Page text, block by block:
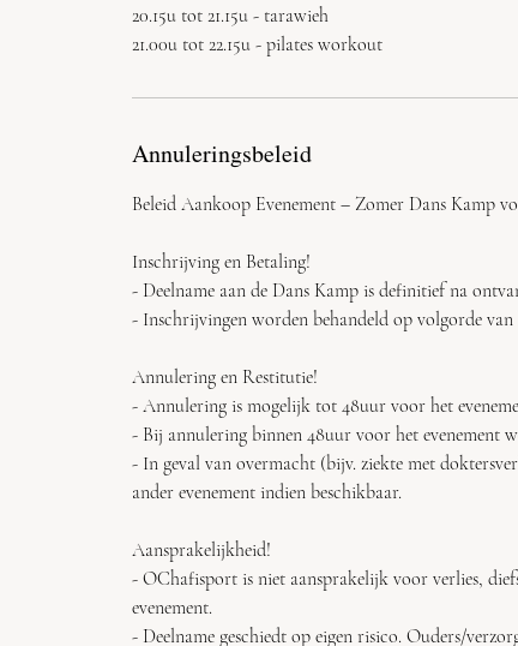
20.15u tot 21.15u - tarawieh
21.00u tot 22.15u - pilates workout
Annuleringsbeleid
Beleid Aankoop Evenement – Zomer Dans Kamp
Inschrijving en Betaling!
- Deelname aan de Dans Kamp is definitief na
- Inschrijvingen worden behandeld op volgorde
Annulering en Restitutie!
- Annulering is mogelijk tot 48uur voor het
- Bij annulering binnen 48uur voor het evenement
- In geval van overmacht (bijv. ziekte met
ander evenement indien beschikbaar.
Aansprakelijkheid!
- OChafisport is niet aansprakelijk voor verlies,
evenement.
- Deelname geschiedt op eigen risico. Ouders/